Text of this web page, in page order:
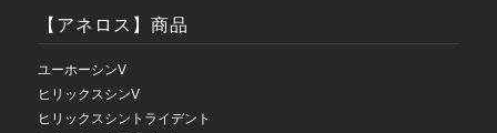
【アネロス】商品
ユーホーシンV
ヒリックスシンV
ヒリックスシントライデント